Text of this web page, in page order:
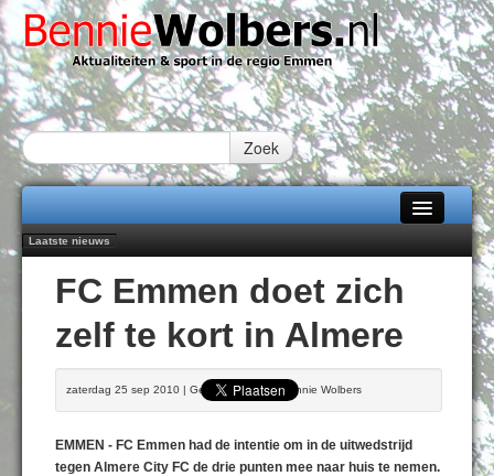
Zoek
Home
Alle categorieën
Over Bennie Wolbers
Fotoboek
Laatste nieuws
nieuwe rugsponsor
Najaar '26 staat live!
102 kaarsen voor eeuwling Mieke Sijbom-Maatje
Emmen wint op Open Dag overtuigend van Almere City
Treffer van Quispel bezorgt FC Emmen droomstart
FC Emmen doet zich
zelf te kort in Almere
zaterdag 25 sep 2010 | Geschreven door Bennie Wolbers
EMMEN - FC Emmen had de intentie om in de uitwedstrijd
tegen Almere City FC de drie punten mee naar huis te nemen.